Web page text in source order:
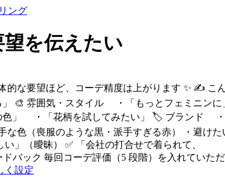
ング
を伝えたい
体的な要望ほど、コーデ精度は上がります ✨
🎨 雰囲気・スタイル ・「もっとフェミニ
」 ・「花柄を試してみたい」 🏷 ブランド
な色（喪服のような黒・派手すぎる赤） ・避
しい」（曖昧） ✅ 「会社の打合せで着られ
バック 毎回コーデ評価（5 段階）を入れていた
く設定